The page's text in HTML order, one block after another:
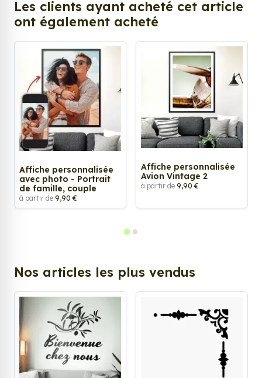
Les clients ayant acheté cet article
ont également acheté
Affiche personnalisée
avec photo - Portrait
de famille, couple
à partir de 9,90 €
Affiche personnalisée
Avion Vintage 2
à partir de 9,90 €
Nos articles les plus vendus